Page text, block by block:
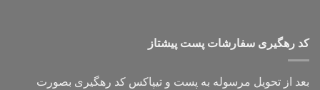
کد رهگیری سفارشات پست پیشتاز
بعد از تحویل مرسوله به پست و تیپاکس کد رهگیری بصورت